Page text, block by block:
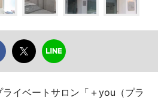
イベートサロン「＋you（プラ